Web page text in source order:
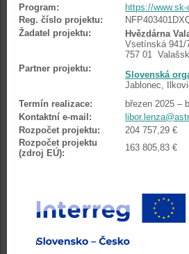
Program:
https://
Reg. číslo projektu:
Žadatel projektu:
Hvězdárna
Vsetínská 941/
757 01
Partner projektu:
Slovenská
Jablonec,
Termín realizace:
březen 2025 –
Kontaktní e-mail:
Rozpočet projektu:
204 757,29 €
Rozpočet projektu
(zdroj EÚ):
163 805,83 €